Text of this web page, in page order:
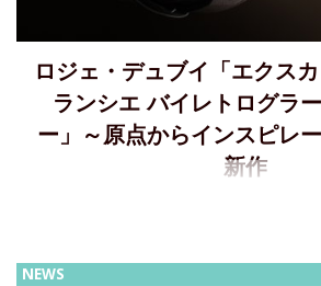
ロジェ・デュブイ「エクス
ランシエ バイレトログラ
ー」～原点からインスピレ
新作
原点からのインスピレーション：
Geneva 2025 新作「エクスカリバー モ
NEWS